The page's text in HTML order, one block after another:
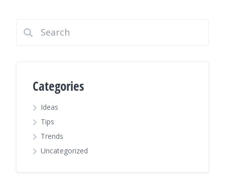
Categories
Ideas
Tips
Trends
Uncategorized